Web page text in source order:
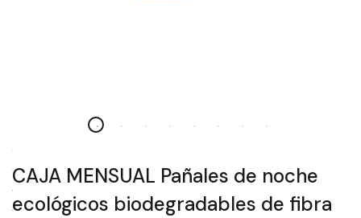
CAJA MENSUAL Pañales de noche
ecológicos biodegradables de fibra